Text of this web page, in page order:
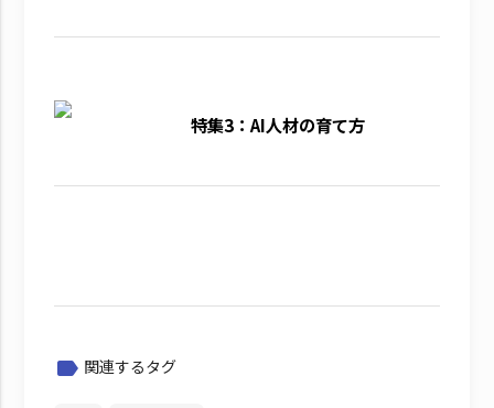
特集3：AI人材の育て方
label 関連するタグ